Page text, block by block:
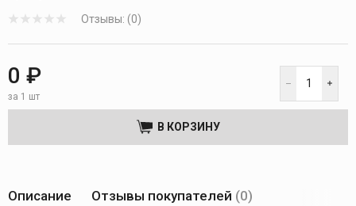
Отзывы: (0)
0 ₽
за 1 шт
В КОРЗИНУ
Описание Отзывы покупателей (0)